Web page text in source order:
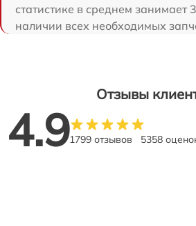
статистике в среднем занимает
наличии всех необходимых
Отзывы
4.91799 отзывов 5358